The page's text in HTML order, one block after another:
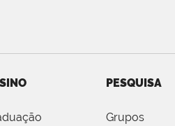
PESQUISA
Grupos